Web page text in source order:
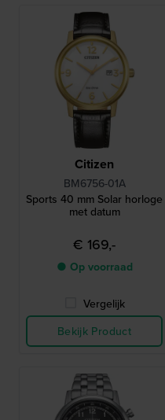
Citizen
BM6756-01A
Sports 40 mm Solar horloge
met datum
€ 169,-
● Op voorraad
Vergelijk
Bekijk Product